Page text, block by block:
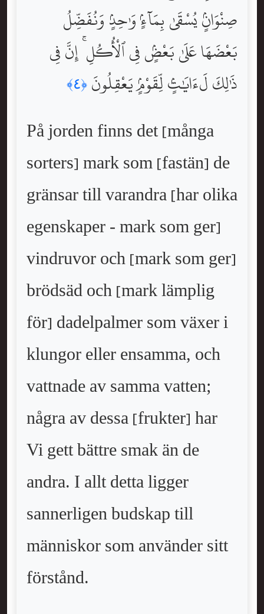
صِنْوَانٍۢ يُسْقَىٰ بِمَآءٍۢ وَٰحِدٍۢ وَنُفَضِّلُ
بَعْضَهَا عَلَىٰ بَعْضٍۢ فِى ٱلْأُكُلِ ۚ إِنَّ فِى
ذَٰلِكَ لَءَايَٰتٍۢ لِّقَوْمٍۢ يَعْقِلُونَ ﴿٤﴾
På jorden finns det [många
sorters] mark som [fastän] de
gränsar till varandra [har olika
egenskaper - mark som ger]
vindruvor och [mark som ger]
brödsäd och [mark lämplig
för] dadelpalmer som växer i
klungor eller ensamma, och
vattnade av samma vatten;
några av dessa [frukter] har
Vi gett bättre smak än de
andra. I allt detta ligger
sannerligen budskap till
människor som använder sitt
förstånd.